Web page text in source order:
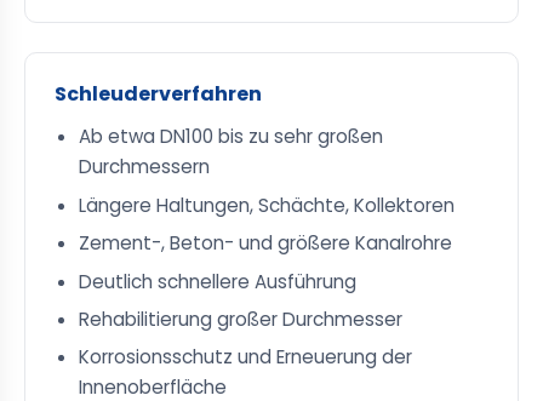
Schleuderverfahren
Ab etwa DN100 bis zu sehr großen
Durchmessern
Längere Haltungen, Schächte, Kollektoren
Zement-, Beton- und größere Kanalrohre
Deutlich schnellere Ausführung
Rehabilitierung großer Durchmesser
Korrosionsschutz und Erneuerung der
Innenoberfläche